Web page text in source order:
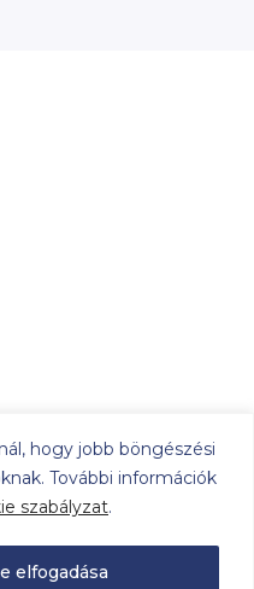
hogy jobb böngészési
További információk
szabályzat.
elfogadása